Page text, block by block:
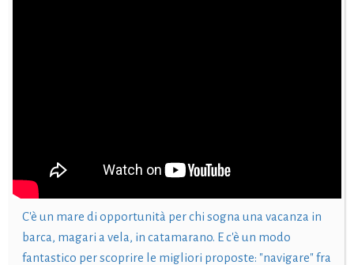
C'è un mare di opportunità per chi sogna una vacanza in
barca, magari a vela, in catamarano. E c'è un modo
fantastico per scoprire le migliori proposte: "navigare" fra